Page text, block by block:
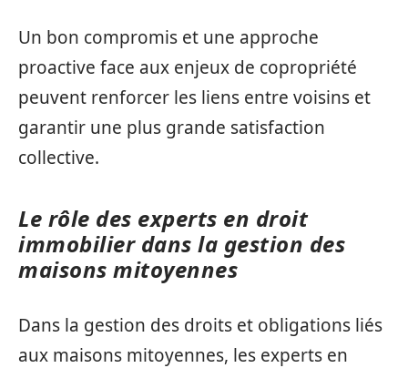
Un bon compromis et une approche
proactive face aux enjeux de copropriété
peuvent renforcer les liens entre voisins et
garantir une plus grande satisfaction
collective.
Le rôle des experts en droit
immobilier dans la gestion des
maisons mitoyennes
Dans la gestion des droits et obligations liés
aux maisons mitoyennes, les experts en